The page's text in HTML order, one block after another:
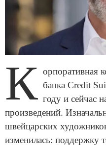
К орпоративная
банка Credit
году и сейчас
произведений.
швейцарских
изменилась: поддержку